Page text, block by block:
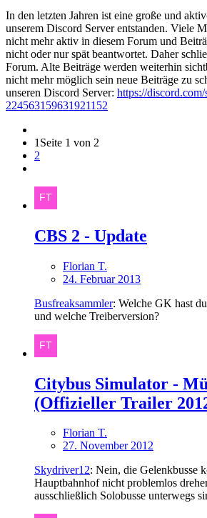
In den letzten Jahren ist eine große und
unserem Discord Server entstanden. Viele
nicht mehr aktiv in diesem Forum und
nicht oder nur spät beantwortet. Daher
Forum. Alte Beiträge werden weiterhin
nicht mehr möglich sein neue Beiträge zu
unseren Discord Server: https://
224563159631921152
1 Seite 1 von 2
2
CBS 2 - Update
Florian T.
24. Februar 2013
Busfreaksammler: Welche GK hast
und welche Treiberversion?
Citybus Simulator -
(Offizieller Trailer
Florian T.
27. November 2012
Skydriver12: Nein, die Gelenkbusse
Hauptbahnhof nicht problemlos
ausschließlich Solobusse unterwegs